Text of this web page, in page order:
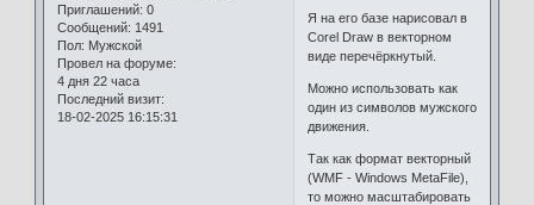
Приглашений: 0
Сообщений: 1491
Пол: Мужской
Провел на форуме:
4 дня 22 часа
Последний визит:
18-02-2025 16:15:31
Я на его базе нарисовал в
Corel Draw в векторном
виде перечёркнутый.
Можно использовать как
один из символов мужского
движения.
Так как формат векторный
(WMF - Windows MetaFile),
то можно масштабировать